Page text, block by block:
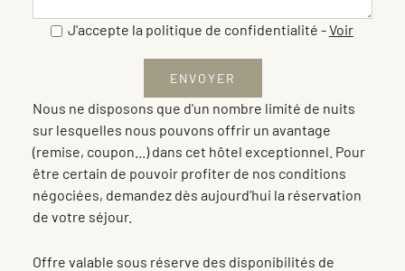
J'accepte la politique de confidentialité -Voir
Nous ne disposons que d'un nombre limité de nuits
sur lesquelles nous pouvons offrir un avantage
(remise, coupon...) dans cet hôtel exceptionnel. Pour
être certain de pouvoir profiter de nos conditions
négociées, demandez dès aujourd'hui la réservation
de votre séjour.
Offre valable sous réserve des disponibilités de